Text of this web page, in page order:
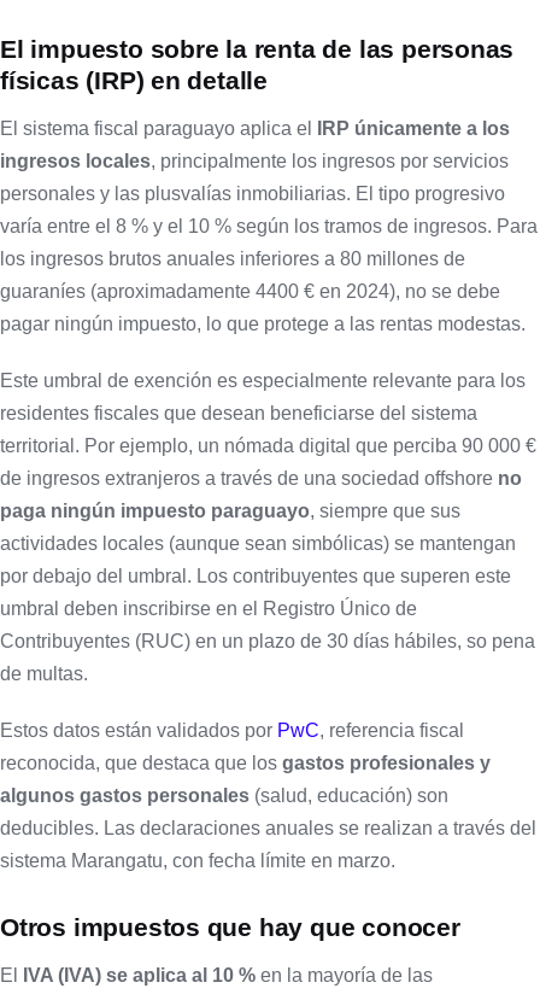
El impuesto sobre la renta de las personas
físicas (IRP) en detalle
El sistema fiscal paraguayo aplica el
IRP únicamente a los
ingresos locales, principalmente los ingresos por servicios
personales y las plusvalías inmobiliarias. El tipo progresivo
varía entre el 8 % y el 10 % según los tramos de ingresos. Para
los ingresos brutos anuales inferiores a 80 millones de
guaraníes (aproximadamente 4400 € en 2024), no se debe
pagar ningún impuesto, lo que protege a las rentas modestas.
Este umbral de exención es especialmente relevante para los
residentes fiscales que desean beneficiarse del sistema
territorial. Por ejemplo, un nómada digital que perciba 90 000 €
de ingresos extranjeros a través de una sociedad offshore no
paga ningún impuesto paraguayo, siempre que sus
actividades locales (aunque sean simbólicas) se mantengan
por debajo del umbral. Los contribuyentes que superen este
umbral deben inscribirse en el Registro Único de
Contribuyentes (RUC) en un plazo de 30 días hábiles, so pena
de multas.
Estos datos están validados por PwC, referencia fiscal
reconocida, que destaca que los gastos profesionales y
algunos gastos personales (salud, educación) son
deducibles. Las declaraciones anuales se realizan a través del
sistema Marangatu, con fecha límite en marzo.
Otros impuestos que hay que conocer
El IVA (IVA) se aplica al 10 % en la mayoría de las